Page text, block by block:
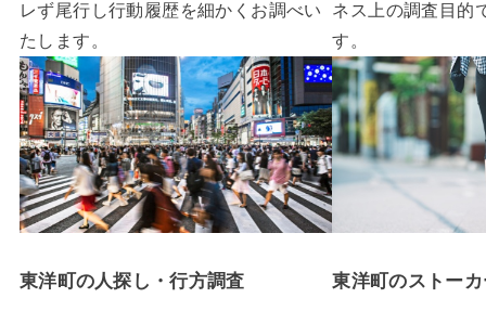
レず尾行し行動履歴を細かくお調べい
たします。
ネス上の調査目的
す。
東洋町の人探し・行方調査 東洋町のストー